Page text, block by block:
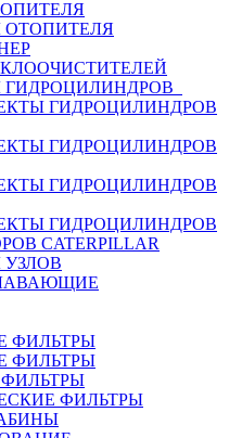
ОТОПИТЕЛЯ
ГИДРОЦИЛИНДРОВ
ГИДРОЦИЛИНДРОВ
ГИДРОЦИЛИНДРОВ
ГИДРОЦИЛИНДРОВ
CATERPILLAR
ФИЛЬТРЫ
ФИЛЬТРЫ
ФИЛЬТРЫ